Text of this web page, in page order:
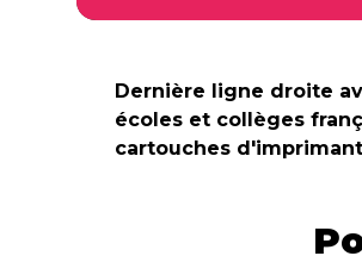
Dernière ligne droite
écoles et collèges
cartouches